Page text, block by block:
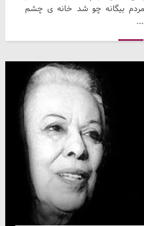
بیگانه چو شد خانه ی چشم